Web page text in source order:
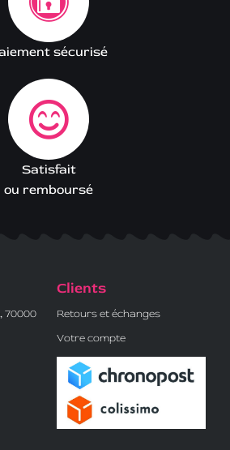
sécurisé
Satisfait
ou remboursé
70000
Clients
Retours et échanges
Votre compte